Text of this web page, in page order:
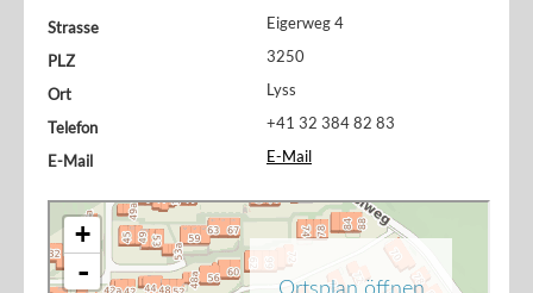
Strasse
Eigerweg 4
PLZ
3250
Ort
Lyss
Telefon
+41 32 384 82 83
E-Mail
E-Mail